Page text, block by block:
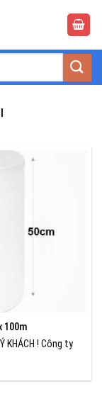
100m
KHÁCH ! Công ty